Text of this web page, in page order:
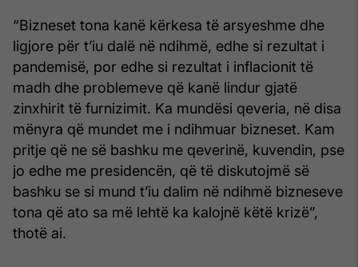
“Bizneset tona kanë kërkesa të arsyeshme dhe
ligjore për t’iu dalë në ndihmë, edhe si rezultat i
pandemisë, por edhe si rezultat i inflacionit të
madh dhe problemeve që kanë lindur gjatë
zinxhirit të furnizimit. Ka mundësi qeveria, në disa
mënyra që mundet me i ndihmuar bizneset. Kam
pritje që ne së bashku me qeverinë, kuvendin, pse
jo edhe me presidencën, që të diskutojmë së
bashku se si mund t’iu dalim në ndihmë bizneseve
tona që ato sa më lehtë ka kalojnë këtë krizë”,
thotë ai.